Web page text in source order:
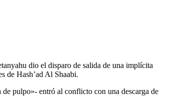
dio el disparo de salida de una implícita
de Hash’ad Al Shaabi.
pulpo»- entró al conflicto con una descarga de